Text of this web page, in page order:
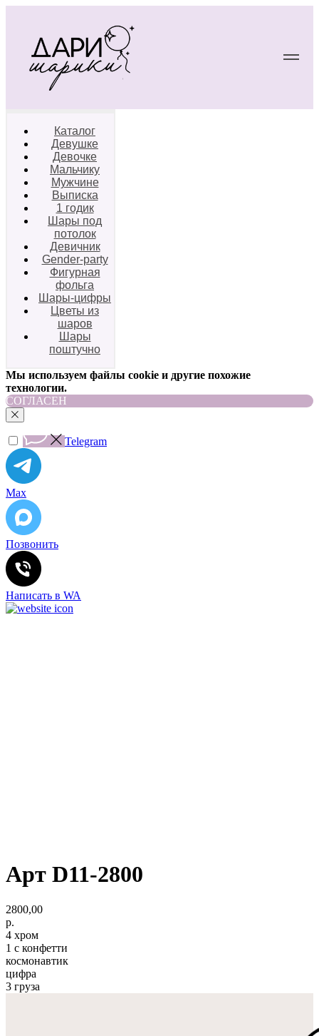
Каталог
Девушке
Девочке
Мальчику
Мужчине
Выписка
1 годик
Шары под
потолок
Девичник
Gender-party
Фигурная
фольга
Шары-цифры
Цветы из
шаров
Шары
поштучно
Мы используем файлы cookie и другие похожие
технологии.
СОГЛАСЕН
Telegram
Max
Позвонить
Написать в WA
Арт D11-2800
2800,00
р.
4 хром
1 с конфетти
космонавтик
цифра
3 груза